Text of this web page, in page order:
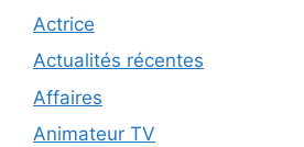
Actrice
Actualités récentes
Affaires
Animateur TV